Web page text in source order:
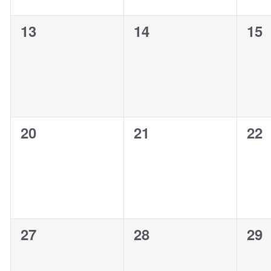
0
13
0
14
0
15
0
20
0
21
0
22
0
27
0
28
0
29